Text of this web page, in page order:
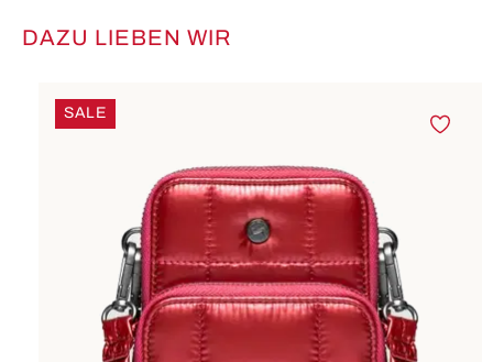
Produktgalerie überspringen
DAZU LIEBEN WIR
SALE